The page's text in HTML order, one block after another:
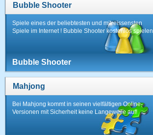
Bubble Shooter
Spiele eines der beliebtesten und mitreissensten
Spiele im Internet ! Bubble Shooter kostenlos spielen.
Bubble Shooter
Mahjong
Bei Mahjong kommt in seinen vielfältigen Online-
Versionen mit Sicherheit keine Langeweile auf!